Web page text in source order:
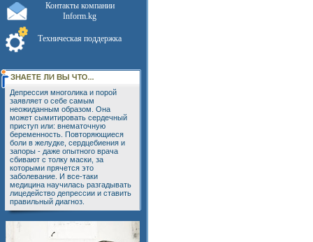
Контакты компании
Inform.kg
Техническая поддержка
Депрессия многолика и порой
заявляет о себе самым
неожиданным образом. Она
может сымитировать сердечный
приступ или: внематочную
беременность. Повторяющиеся
боли в желудке, сердцебиения и
запоры - даже опытного врача
сбивают с толку маски, за
которыми прячется это
заболевание. И все-таки
медицина научилась разгадывать
лицедейство депрессии и ставить
правильный диагноз.